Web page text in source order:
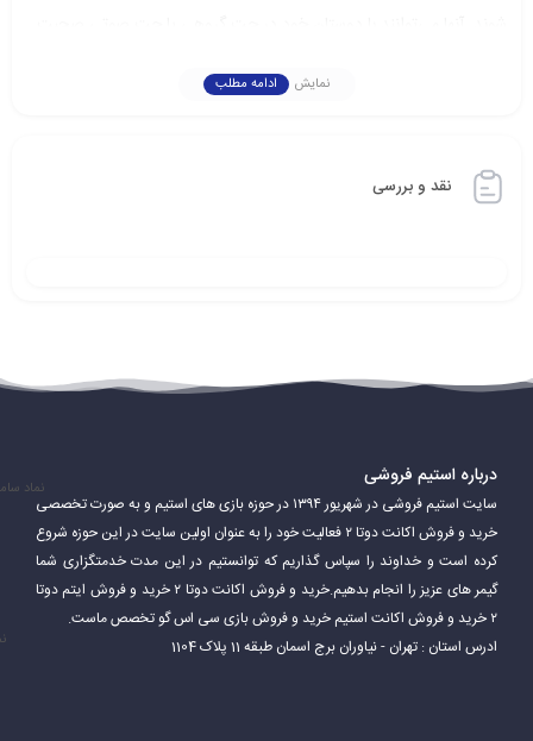
Steam همچنین قابلیت‌های اضافی ارائه می‌دهد که به بازیکنان امکان
می‌دهد از آن لذت ببرند. این شامل سابقه بازی، برنامه و نمایه بازیکنان و
نمایش ادامه مطلب
نقد و بررسی
درباره استیم فروشی
سایت استیم فروشی در شهریور ۱۳۹۴ در حوزه بازی های استیم و به صورت تخصصی
خرید و فروش اکانت دوتا ۲ فعالیت خود را به عنوان اولین سایت در این حوزه شروع
کرده است و خداوند را سپاس گذاریم که توانستیم در این مدت خدمتگزاری شما
گیمر های عزیز را انجام بدهیم.خرید و فروش اکانت دوتا ۲ خرید و فروش ایتم دوتا
۲ خرید و فروش اکانت استیم خرید و فروش بازی سی اس گو تخصص ماست.
ادرس استان : تهران - نیاوران برج اسمان طبقه 11 پلاک 1104
نماد